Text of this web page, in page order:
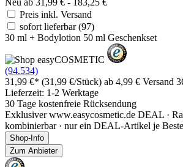
Preis inkl. Versand
sofort lieferbar(97)
30 ml + Bodylotion 50 ml Geschenkset
(94.534)
31,99 €* (31,99 €/Stück) ab 4,99 € Versand
Lieferzeit: 1-2 Werktage
30 Tage kostenfreie Rücksendung
Exklusiver www.easycosmetic.de DEAL ·
kombinierbar · nur ein DEAL-Artikel je
Shop-Info
Zum Anbieter